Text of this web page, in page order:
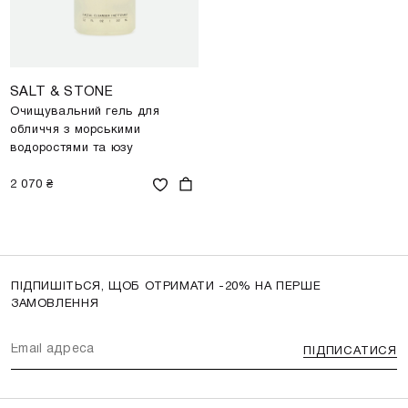
SALT & STONE
Очищувальний гель для
обличчя з морськими
водоростями та юзу
2 070 ₴
ПІДПИШІТЬСЯ, ЩОБ ОТРИМАТИ -20% НА ПЕРШЕ
ЗАМОВЛЕННЯ
ПІДПИСАТИСЯ